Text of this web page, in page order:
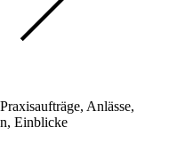
Anlässe,
Einblicke